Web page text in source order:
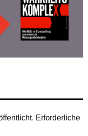
Erforderliche